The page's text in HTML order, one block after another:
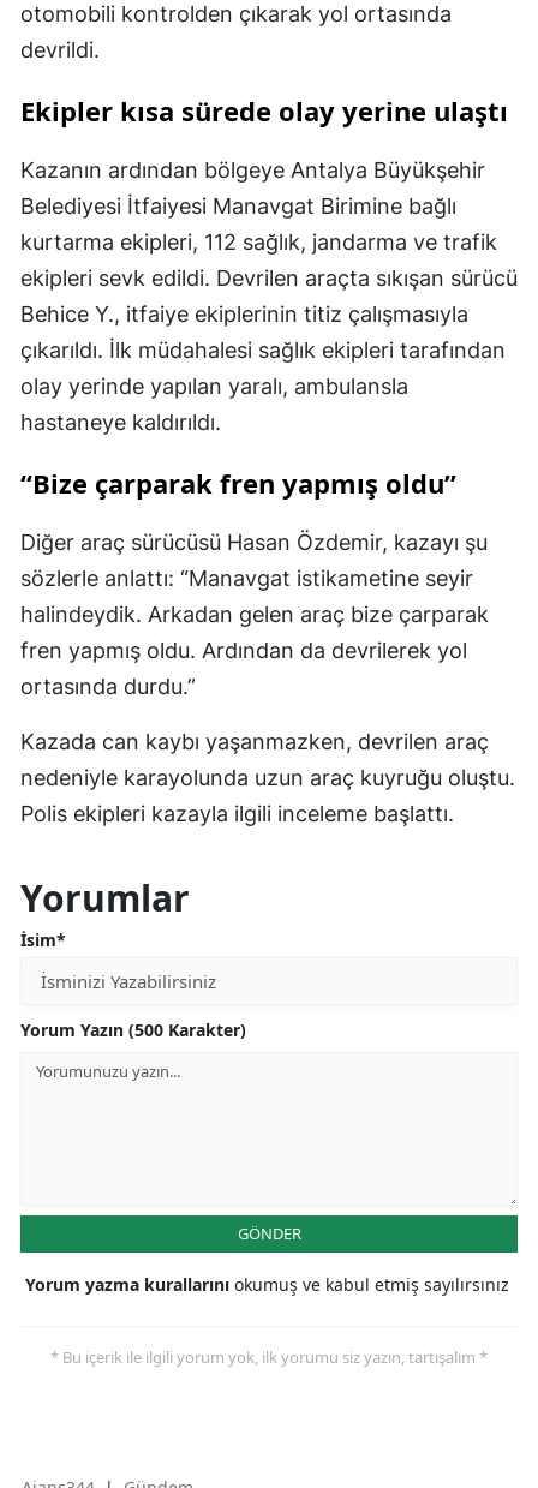
otomobili kontrolden çıkarak yol ortasında
devrildi.
Ekipler kısa sürede olay yerine ulaştı
Kazanın ardından bölgeye Antalya Büyükşehir
Belediyesi İtfaiyesi Manavgat Birimine bağlı
kurtarma ekipleri, 112 sağlık, jandarma ve trafik
ekipleri sevk edildi. Devrilen araçta sıkışan sürücü
Behice Y., itfaiye ekiplerinin titiz çalışmasıyla
çıkarıldı. İlk müdahalesi sağlık ekipleri tarafından
olay yerinde yapılan yaralı, ambulansla
hastaneye kaldırıldı.
“Bize çarparak fren yapmış oldu”
Diğer araç sürücüsü Hasan Özdemir, kazayı şu
sözlerle anlattı: “Manavgat istikametine seyir
halindeydik. Arkadan gelen araç bize çarparak
fren yapmış oldu. Ardından da devrilerek yol
ortasında durdu.”
Kazada can kaybı yaşanmazken, devrilen araç
nedeniyle karayolunda uzun araç kuyruğu oluştu.
Polis ekipleri kazayla ilgili inceleme başlattı.
Yorumlar
İsim*
Yorum Yazın (500 Karakter)
GÖNDER
Yorum yazma kurallarını okumuş ve kabul etmiş sayılırsınız
* Bu içerik ile ilgili yorum yok, ilk yorumu siz yazın, tartışalım *